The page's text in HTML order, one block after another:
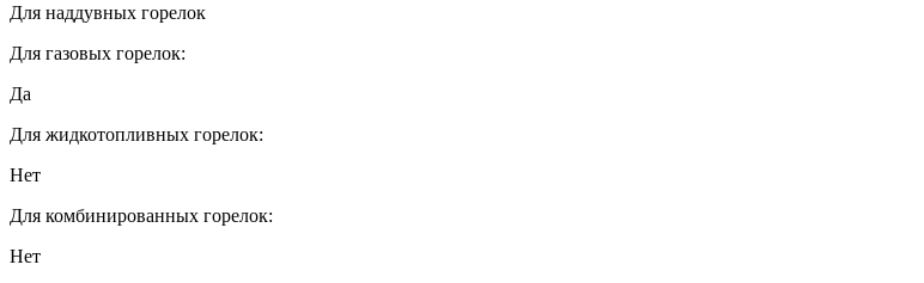
Для наддувных горелок
Для газовых горелок:
Да
Для жидкотопливных горелок:
Нет
Для комбинированных горелок:
Нет